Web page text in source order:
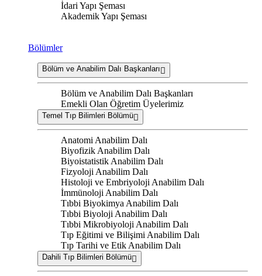
İdari Yapı Şeması
Akademik Yapı Şeması
Bölümler
Bölüm ve Anabilim Dalı Başkanları
Bölüm ve Anabilim Dalı Başkanları
Emekli Olan Öğretim Üyelerimiz
Temel Tıp Bilimleri Bölümü
Anatomi Anabilim Dalı
Biyofizik Anabilim Dalı
Biyoistatistik Anabilim Dalı
Fizyoloji Anabilim Dalı
Histoloji ve Embriyoloji Anabilim Dalı
İmmünoloji Anabilim Dalı
Tıbbi Biyokimya Anabilim Dalı
Tıbbi Biyoloji Anabilim Dalı
Tıbbi Mikrobiyoloji Anabilim Dalı
Tıp Eğitimi ve Bilişimi Anabilim Dalı
Tıp Tarihi ve Etik Anabilim Dalı
Dahili Tıp Bilimleri Bölümü